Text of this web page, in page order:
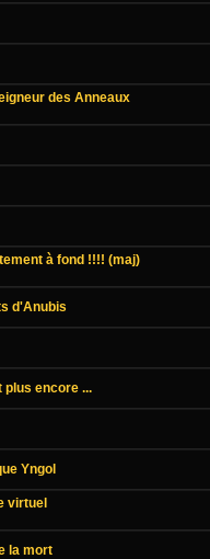
des Anneaux
à fond !!!! (maj)
d'Anubis
plus encore ...
Yngol
virtuel
la mort